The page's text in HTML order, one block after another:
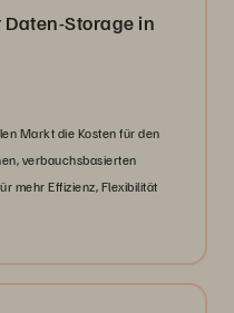
Storage in
Markt die Kosten für den
verbauchsbasierten
mehr Effizienz, Flexibilität